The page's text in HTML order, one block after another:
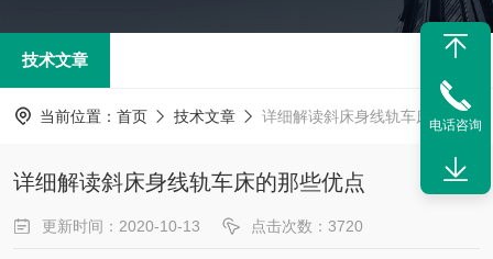
技术文章
当前位置： 首页 技术文章 详细解读斜床身线轨车床的那些优点
详细解读斜床身线轨车床的那些优点
更新时间：2020-10-13 点击次数：3720
电话咨询